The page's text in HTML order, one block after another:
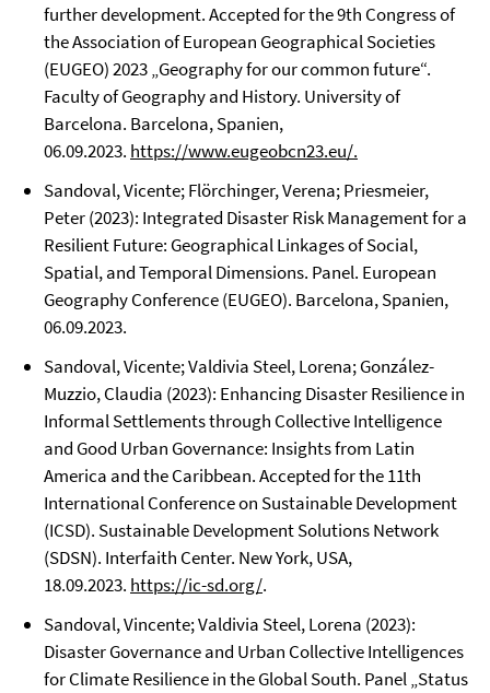
further development. Accepted for the 9th Congress of
the Association of European Geographical Societies
(EUGEO) 2023 „Geography for our common future“.
Faculty of Geography and History. University of
Barcelona. Barcelona, Spanien,
06.09.2023. https://www.eugeobcn23.eu/.
Sandoval, Vicente; Flörchinger, Verena; Priesmeier,
Peter (2023): Integrated Disaster Risk Management for a
Resilient Future: Geographical Linkages of Social,
Spatial, and Temporal Dimensions. Panel. European
Geography Conference (EUGEO). Barcelona, Spanien,
06.09.2023.
Sandoval, Vicente; Valdivia Steel, Lorena; González-
Muzzio, Claudia (2023): Enhancing Disaster Resilience in
Informal Settlements through Collective Intelligence
and Good Urban Governance: Insights from Latin
America and the Caribbean. Accepted for the 11th
International Conference on Sustainable Development
(ICSD). Sustainable Development Solutions Network
(SDSN). Interfaith Center. New York, USA,
18.09.2023. https://ic-sd.org/.
Sandoval, Vincente; Valdivia Steel, Lorena (2023):
Disaster Governance and Urban Collective Intelligences
for Climate Resilience in the Global South. Panel „Status